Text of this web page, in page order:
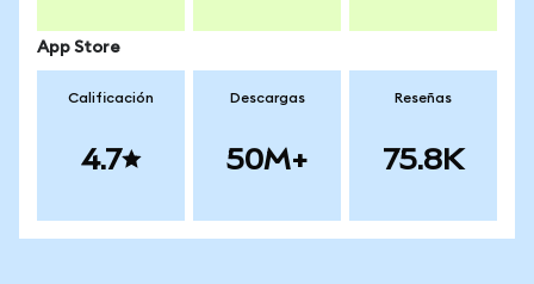
App Store
Calificación
4.7
Descargas
50M+
Reseñas
75.8K